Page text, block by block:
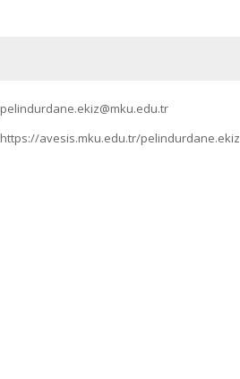
pelindurdane.ekiz@mku.edu.tr
https://avesis.mku.edu.tr/pelindurdane.ekiz